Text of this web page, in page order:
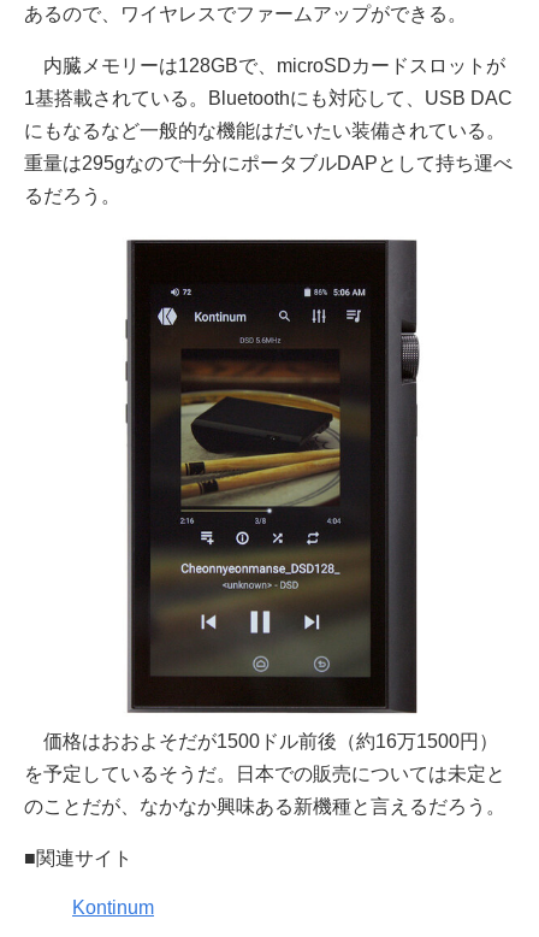
あるので、ワイヤレスでファームアップができる。
内臓メモリーは128GBで、microSDカードスロットが
1基搭載されている。Bluetoothにも対応して、USB DAC
にもなるなど一般的な機能はだいたい装備されている。
重量は295gなので十分にポータブルDAPとして持ち運べ
るだろう。
価格はおおよそだが1500ドル前後（約16万1500円）
を予定しているそうだ。日本での販売については未定と
のことだが、なかなか興味ある新機種と言えるだろう。
■関連サイト
Kontinum